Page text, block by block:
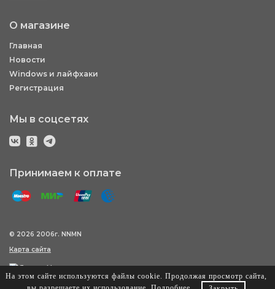
О магазине
Главная
Новости
Windows и лайфхаки
Регистрация
Мы в соцсетях
Принимаем к оплате
© 2026 2006г. NNMN
Карта сайта
На этом сайте используются файлы cookie. Продолжая просмотр сайта,